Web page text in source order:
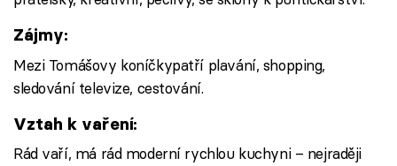
Zájmy:
Mezi Tomášovy koníčkypatří plavání, shopping,
sledování televize, cestování.
Vztah k vaření:
Rád vaří, má rád moderní rychlou kuchyni – nejraději